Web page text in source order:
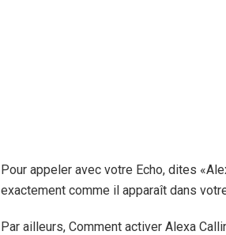
Pour appeler avec votre Echo, dites
exactement comme il apparaît dans
Par ailleurs, Comment activer Alexa